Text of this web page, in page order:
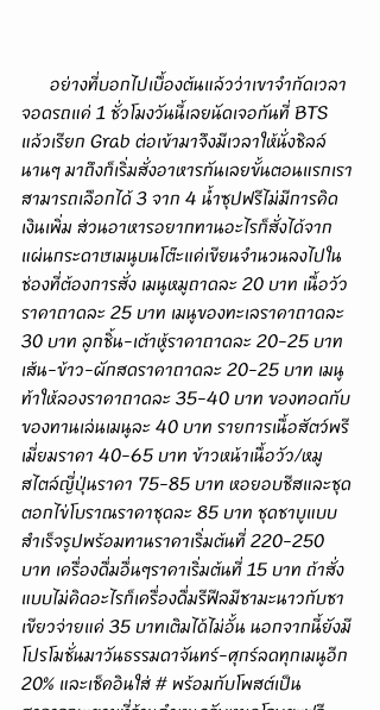
จอดรถแค่ 1 ชั่วโมงวันนี้เลยนัดเจอกันที่ BTS
แล้วเรียก Grab ต่อเข้ามาจึงมีเวลาให้นั่งชิลล์
นานๆ มาถึงก็เริ่มสั่งอาหารกันเลยขั้นตอนแรกเรา
สามารถเลือกได้ 3 จาก 4 น้ำซุปฟรีไม่มีการคิด
เงินเพิ่ม ส่วนอาหารอยากทานอะไรก็สั่งได้จาก
แผ่นกระดาษเมนูบนโต๊ะแค่เขียนจำนวนลงไปใน
ช่องที่ต้องการสั่ง เมนูหมูถาดละ 20 บาท เนื้อวัว
ราคาถาดละ 25 บาท เมนูของทะเลราคาถาดละ
30 บาท ลูกชิ้น-เต้าหู้ราคาถาดละ 20-25 บาท
เส้น-ข้าว-ผักสดราคาถาดละ 20-25 บาท เมนู
ท้าให้ลองราคาถาดละ 35-40 บาท ของทอดกับ
ของทานเล่นเมนูละ 40 บาท รายการเนื้อสัตว์พรี
เมี่ยมราคา 40-65 บาท ข้าวหน้าเนื้อวัว/หมู
สไตล์ญี่ปุ่นราคา 75-85 บาท หอยอบชีสและชุด
ตอกไข่โบราณราคาชุดละ 85 บาท ชุดชาบูแบบ
สำเร็จรูปพร้อมทานราคาเริ่มต้นที่ 220-250
บาท เครื่องดื่มอื่นๆราคาเริ่มต้นที่ 15 บาท ถ้าสั่ง
แบบไม่คิดอะไรก็เครื่องดื่มรีฟีลมีชามะนาวกับชา
เขียวจ่ายแค่ 35 บาทเติมได้ไม่อั้น นอกจากนี้ยังมี
โปรโมชั่นมาวันธรรมดาจันทร์-ศุกร์ลดทุกเมนูอีก
20% และเช็คอินใส่ # พร้อมกับโพสต์เป็น